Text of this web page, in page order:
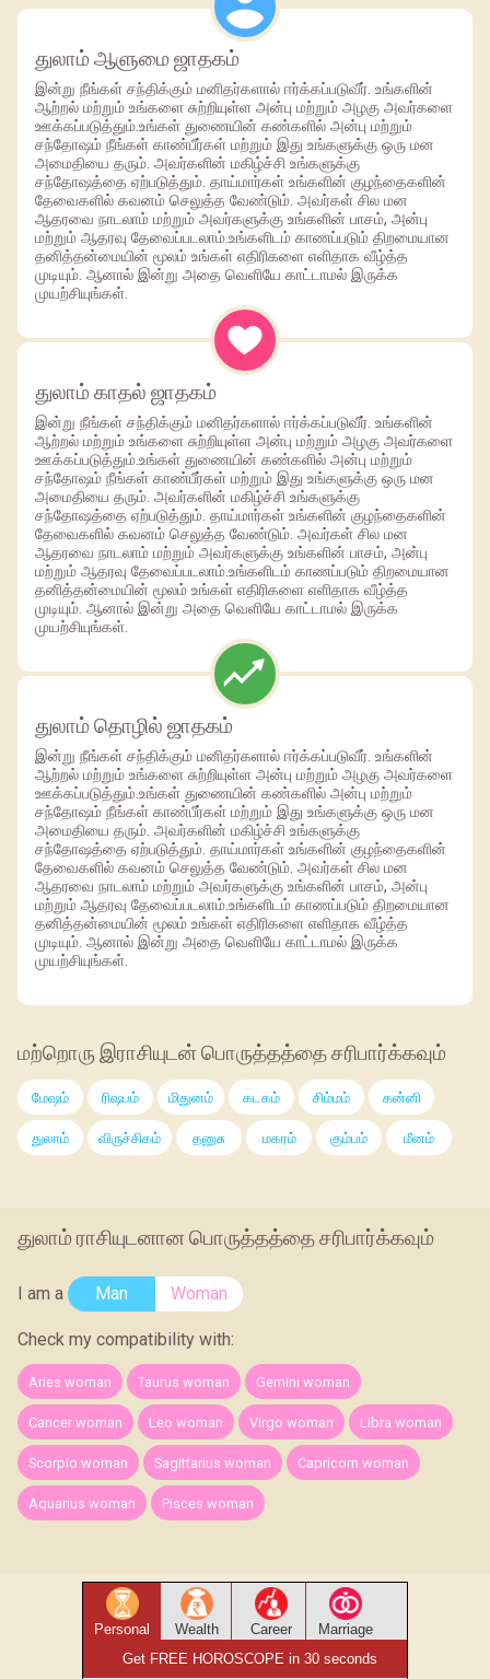
துலாம் ஆளுமை ஜாதகம்
இன்று நீங்கள் சந்திக்கும் மனிதர்களால் ஈர்க்கப்படுவீர். உங்களின்
ஆற்றல் மற்றும் உங்களை சுற்றியுள்ள அன்பு மற்றும் அழகு அவர்களை
ஊக்கப்படுத்தும்.உங்கள் துணையின் கண்களில் அன்பு மற்றும்
சந்தோஷம் நீங்கள் காண்பீர்கள் மற்றும் இது உங்களுக்கு ஒரு மன
அமைதியை தரும். அவர்களின் மகிழ்ச்சி உங்களுக்கு
சந்தோஷத்தை ஏற்படுத்தும். தாய்மார்கள் உங்களின் குழந்தைகளின்
தேவைகளில் கவனம் செலுத்த வேண்டும். அவர்கள் சில மன
ஆதரவை நாடலாம் மற்றும் அவர்களுக்கு உங்களின் பாசம், அன்பு
மற்றும் ஆதரவு தேவைப்படலாம்.உங்களிடம் காணப்படும் திறமையான
தனித்தன்மையின் மூலம் உங்கள் எதிரிகளை எளிதாக வீழ்த்த
முடியும். ஆனால் இன்று அதை வெளியே காட்டாமல் இருக்க
முயற்சியுங்கள்.
துலாம் காதல் ஜாதகம்
இன்று நீங்கள் சந்திக்கும் மனிதர்களால் ஈர்க்கப்படுவீர். உங்களின்
ஆற்றல் மற்றும் உங்களை சுற்றியுள்ள அன்பு மற்றும் அழகு அவர்களை
ஊக்கப்படுத்தும்.உங்கள் துணையின் கண்களில் அன்பு மற்றும்
சந்தோஷம் நீங்கள் காண்பீர்கள் மற்றும் இது உங்களுக்கு ஒரு மன
அமைதியை தரும். அவர்களின் மகிழ்ச்சி உங்களுக்கு
சந்தோஷத்தை ஏற்படுத்தும். தாய்மார்கள் உங்களின் குழந்தைகளின்
தேவைகளில் கவனம் செலுத்த வேண்டும். அவர்கள் சில மன
ஆதரவை நாடலாம் மற்றும் அவர்களுக்கு உங்களின் பாசம், அன்பு
மற்றும் ஆதரவு தேவைப்படலாம்.உங்களிடம் காணப்படும் திறமையான
தனித்தன்மையின் மூலம் உங்கள் எதிரிகளை எளிதாக வீழ்த்த
முடியும். ஆனால் இன்று அதை வெளியே காட்டாமல் இருக்க
முயற்சியுங்கள்.
துலாம் தொழில் ஜாதகம்
இன்று நீங்கள் சந்திக்கும் மனிதர்களால் ஈர்க்கப்படுவீர். உங்களின்
ஆற்றல் மற்றும் உங்களை சுற்றியுள்ள அன்பு மற்றும் அழகு அவர்களை
ஊக்கப்படுத்தும்.உங்கள் துணையின் கண்களில் அன்பு மற்றும்
சந்தோஷம் நீங்கள் காண்பீர்கள் மற்றும் இது உங்களுக்கு ஒரு மன
அமைதியை தரும். அவர்களின் மகிழ்ச்சி உங்களுக்கு
சந்தோஷத்தை ஏற்படுத்தும். தாய்மார்கள் உங்களின் குழந்தைகளின்
தேவைகளில் கவனம் செலுத்த வேண்டும். அவர்கள் சில மன
ஆதரவை நாடலாம் மற்றும் அவர்களுக்கு உங்களின் பாசம், அன்பு
மற்றும் ஆதரவு தேவைப்படலாம்.உங்களிடம் காணப்படும் திறமையான
தனித்தன்மையின் மூலம் உங்கள் எதிரிகளை எளிதாக வீழ்த்த
முடியும். ஆனால் இன்று அதை வெளியே காட்டாமல் இருக்க
முயற்சியுங்கள்.
மற்றொரு இராசியுடன் பொருத்தத்தை சரிபார்க்கவும்
மேஷம் ரிஷபம் மிதுனம் கடகம் சிம்மம் கன்னி
துலாம் விருச்சிகம் தனுசு மகரம் கும்பம் மீனம்
துலாம் ராசியுடனான பொருத்தத்தை சரிபார்க்கவும்
I am a Man Woman
Check my compatibility with:
Aries woman Taurus woman Gemini woman
Cancer woman Leo woman Virgo woman Libra woman
Scorpio woman Sagittarius woman Capricorn woman
Aquarius woman Pisces woman
Personal Wealth Career Marriage
Get FREE HOROSCOPE in 30 seconds